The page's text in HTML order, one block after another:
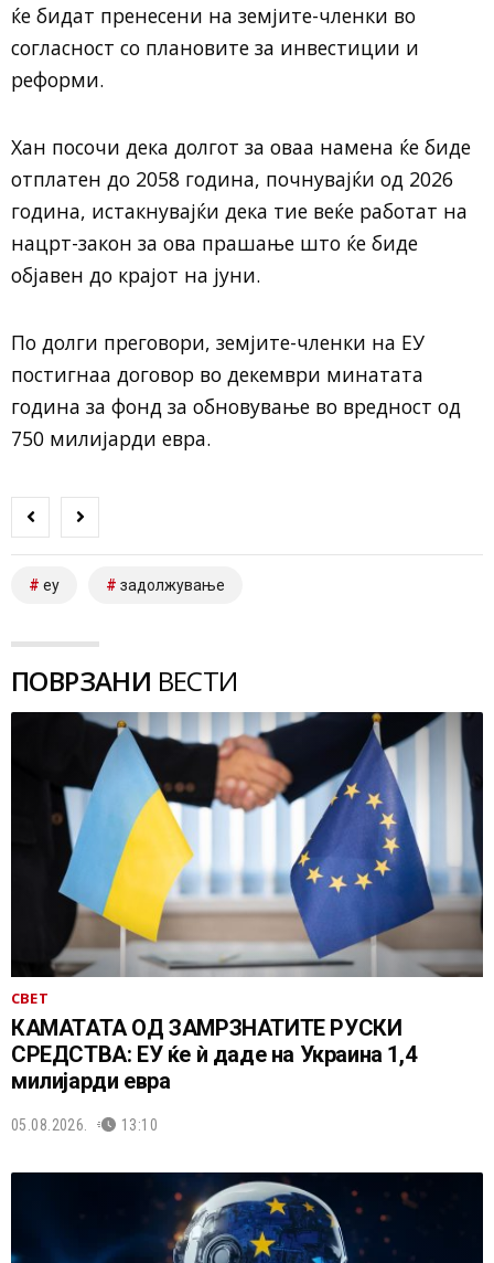
ќе бидат пренесени на земјите-членки во
согласност со плановите за инвестиции и
реформи.
Хан посочи дека долгот за оваа намена ќе биде
отплатен до 2058 година, почнувајќи од 2026
година, истакнувајќи дека тие веќе работат на
нацрт-закон за ова прашање што ќе биде
објавен до крајот на јуни.
По долги преговори, земјите-членки на ЕУ
постигнаа договор во декември минатата
година за фонд за обновување во вредност од
750 милијарди евра.
еу задолжување
ПОВРЗАНИ ВЕСТИ
СВЕТ
КАМАТАТА ОД ЗАМРЗНАТИТЕ РУСКИ
СРЕДСТВА: ЕУ ќе ѝ даде на Украина 1,4
милијарди евра
05.08.2026. 13:10